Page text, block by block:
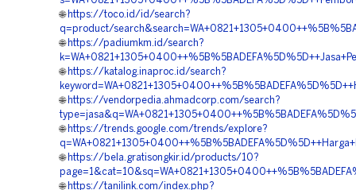
🌐 https://toco.id/id/search?
q=product/
🌐 https://padiumkm.id/search?
🌐 https://katalog.inaproc.id/search?
🌐 https://vendorpedia.ahmadcorp.com/search?
🌐 https://trends.google.com/trends/explore?
🌐 https://bela.gratisongkir.id/products/10?
🌐 https://tanilink.com/index.php?